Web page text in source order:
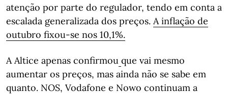
atenção por parte do regulador, tendo em conta a
escalada generalizada dos preços. A inflação de
outubro fixou-se nos 10,1%.
A Altice apenas confirmou que vai mesmo
aumentar os preços, mas ainda não se sabe em
quanto. NOS, Vodafone e Nowo continuam a